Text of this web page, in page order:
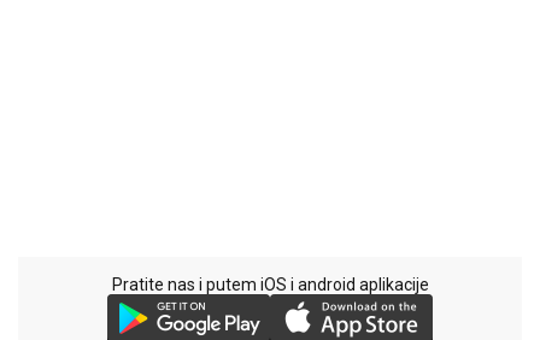
Pratite nas i putem iOS i android aplikacije